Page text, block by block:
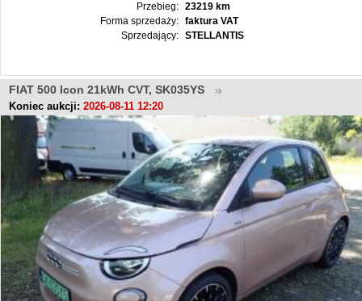
Przebieg:
23219 km
Forma sprzedaży:
faktura VAT
Sprzedający:
STELLANTIS
FIAT 500 Icon 21kWh CVT, SK035YS
Koniec aukcji: 2026-08-11 12:20